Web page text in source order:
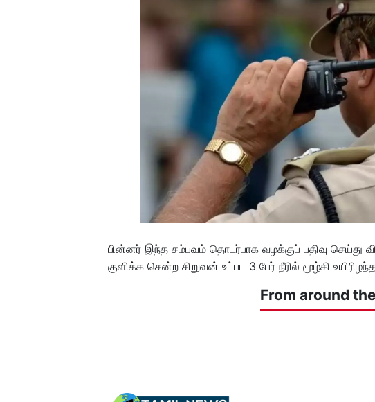
பின்னர் இந்த சம்பவம் தொடர்பாக வழக்குப் பதிவு
குளிக்க சென்ற சிறுவன் உட்பட 3 பேர் நீரில் மூழ்கி
From around